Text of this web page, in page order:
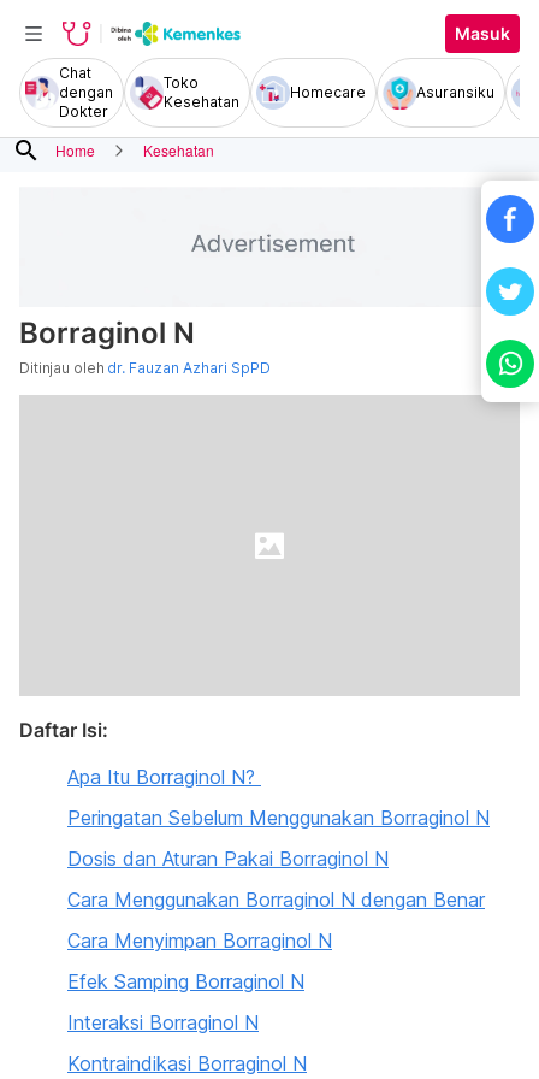
Masuk
Chat
dengan
Dokter
Toko
Kesehatan
Homecare Asuransiku
search Home Kesehatan
Borraginol N
Ditinjau oleh dr. Fauzan Azhari SpPD
Daftar Isi:
Apa Itu Borraginol N?
Peringatan Sebelum Menggunakan Borraginol N
Dosis dan Aturan Pakai Borraginol N
Cara Menggunakan Borraginol N dengan Benar
Cara Menyimpan Borraginol N
Efek Samping Borraginol N
Interaksi Borraginol N
Kontraindikasi Borraginol N